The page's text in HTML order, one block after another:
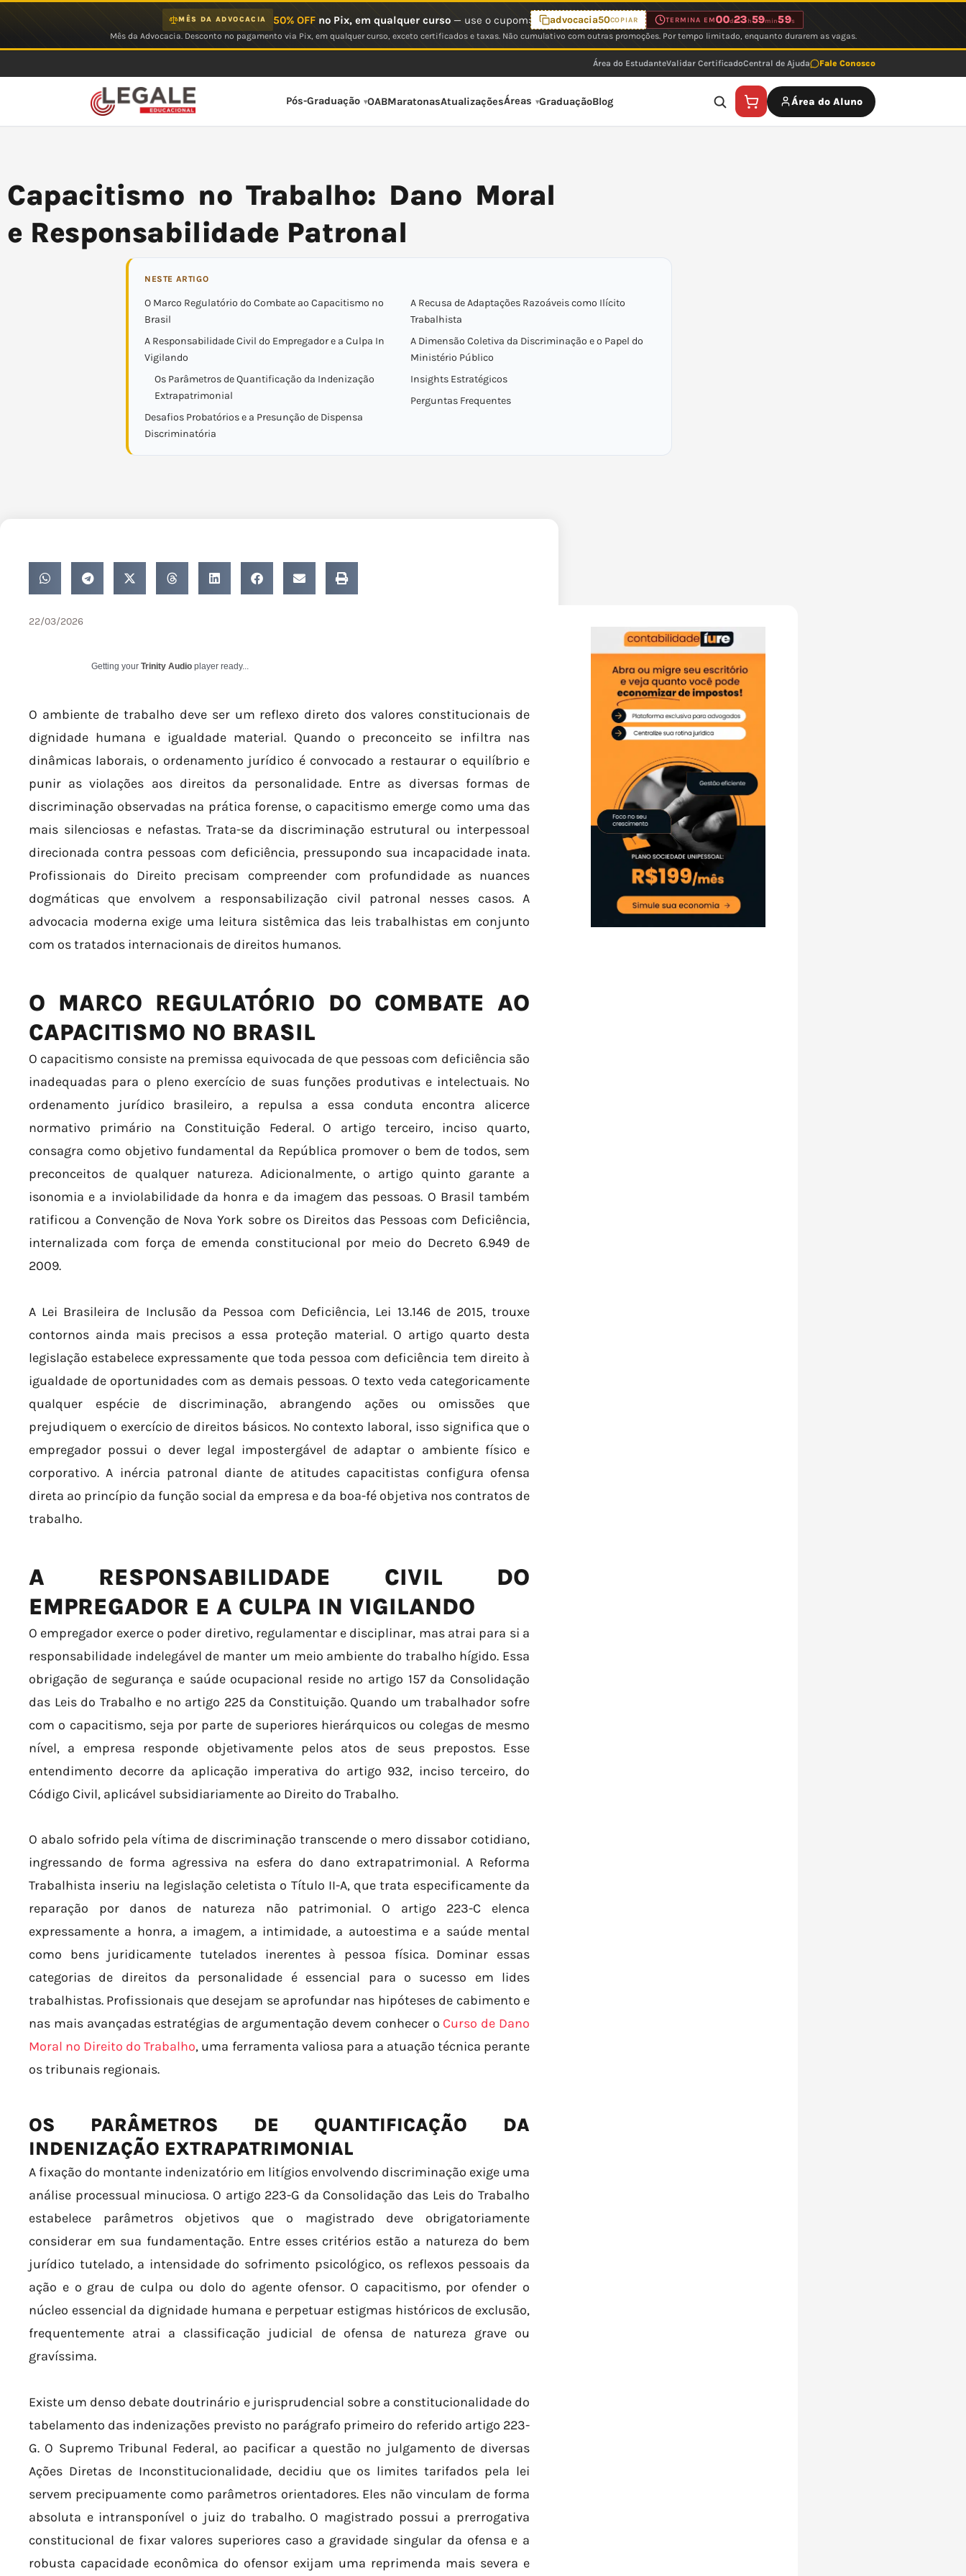
MÊS DA ADVOCACIA 50% OFFno Pix, em qualquer curso— use o cupom: advocacia50COPIAR TERMINA EM00d23 h59min59s
Mês da Advocacia. Desconto no pagamento via Pix, em qualquer curso, exceto certificados e taxas. Não cumulativo com outras promoções. Por tempo limitado, enquanto durarem as vagas.
Área do EstudanteValidar CertificadoCentral de Ajuda Fale Conosco
Pós-Graduação OABMaratonasAtualizaçõesÁreas GraduaçãoBlog Área do Aluno
Capacitismo no Trabalho: Dano Moral
e Responsabilidade Patronal
NESTE ARTIGO
O Marco Regulatório do Combate ao Capacitismo no
Brasil
A Responsabilidade Civil do Empregador e a Culpa In
Vigilando
Os Parâmetros de Quantificação da Indenização
Extrapatrimonial
Desafios Probatórios e a Presunção de Dispensa
Discriminatória
A Recusa de Adaptações Razoáveis como Ilícito
Trabalhista
A Dimensão Coletiva da Discriminação e o Papel do
Ministério Público
Insights Estratégicos
Perguntas Frequentes
22/03/2026
Getting your Trinity Audio player ready...
O ambiente de trabalho deve ser um reflexo direto dos valores constitucionais de
dignidade humana e igualdade material. Quando o preconceito se infiltra nas
dinâmicas laborais, o ordenamento jurídico é convocado a restaurar o equilíbrio e
punir as violações aos direitos da personalidade. Entre as diversas formas de
discriminação observadas na prática forense, o capacitismo emerge como uma das
mais silenciosas e nefastas. Trata-se da discriminação estrutural ou interpessoal
direcionada contra pessoas com deficiência, pressupondo sua incapacidade inata.
Profissionais do Direito precisam compreender com profundidade as nuances
dogmáticas que envolvem a responsabilização civil patronal nesses casos. A
advocacia moderna exige uma leitura sistêmica das leis trabalhistas em conjunto
com os tratados internacionais de direitos humanos.
O MARCO REGULATÓRIO DO COMBATE AO
CAPACITISMO NO BRASIL
O capacitismo consiste na premissa equivocada de que pessoas com deficiência são
inadequadas para o pleno exercício de suas funções produtivas e intelectuais. No
ordenamento jurídico brasileiro, a repulsa a essa conduta encontra alicerce
normativo primário na Constituição Federal. O artigo terceiro, inciso quarto,
consagra como objetivo fundamental da República promover o bem de todos, sem
preconceitos de qualquer natureza. Adicionalmente, o artigo quinto garante a
isonomia e a inviolabilidade da honra e da imagem das pessoas. O Brasil também
ratificou a Convenção de Nova York sobre os Direitos das Pessoas com Deficiência,
internalizada com força de emenda constitucional por meio do Decreto 6.949 de
2009.
A Lei Brasileira de Inclusão da Pessoa com Deficiência, Lei 13.146 de 2015, trouxe
contornos ainda mais precisos a essa proteção material. O artigo quarto desta
legislação estabelece expressamente que toda pessoa com deficiência tem direito à
igualdade de oportunidades com as demais pessoas. O texto veda categoricamente
qualquer espécie de discriminação, abrangendo ações ou omissões que
prejudiquem o exercício de direitos básicos. No contexto laboral, isso significa que o
empregador possui o dever legal impostergável de adaptar o ambiente físico e
corporativo. A inércia patronal diante de atitudes capacitistas configura ofensa
direta ao princípio da função social da empresa e da boa-fé objetiva nos contratos de
trabalho.
A RESPONSABILIDADE CIVIL DO
EMPREGADOR E A CULPA IN VIGILANDO
O empregador exerce o poder diretivo, regulamentar e disciplinar, mas atrai para si a
responsabilidade indelegável de manter um meio ambiente do trabalho hígido. Essa
obrigação de segurança e saúde ocupacional reside no artigo 157 da Consolidação
das Leis do Trabalho e no artigo 225 da Constituição. Quando um trabalhador sofre
com o capacitismo, seja por parte de superiores hierárquicos ou colegas de mesmo
nível, a empresa responde objetivamente pelos atos de seus prepostos. Esse
entendimento decorre da aplicação imperativa do artigo 932, inciso terceiro, do
Código Civil, aplicável subsidiariamente ao Direito do Trabalho.
O abalo sofrido pela vítima de discriminação transcende o mero dissabor cotidiano,
ingressando de forma agressiva na esfera do dano extrapatrimonial. A Reforma
Trabalhista inseriu na legislação celetista o Título II-A, que trata especificamente da
reparação por danos de natureza não patrimonial. O artigo 223-C elenca
expressamente a honra, a imagem, a intimidade, a autoestima e a saúde mental
como bens juridicamente tutelados inerentes à pessoa física. Dominar essas
categorias de direitos da personalidade é essencial para o sucesso em lides
trabalhistas. Profissionais que desejam se aprofundar nas hipóteses de cabimento e
nas mais avançadas estratégias de argumentação devem conhecer o Curso de Dano
Moral no Direito do Trabalho, uma ferramenta valiosa para a atuação técnica perante
os tribunais regionais.
OS PARÂMETROS DE QUANTIFICAÇÃO DA
INDENIZAÇÃO EXTRAPATRIMONIAL
A fixação do montante indenizatório em litígios envolvendo discriminação exige uma
análise processual minuciosa. O artigo 223-G da Consolidação das Leis do Trabalho
estabelece parâmetros objetivos que o magistrado deve obrigatoriamente
considerar em sua fundamentação. Entre esses critérios estão a natureza do bem
jurídico tutelado, a intensidade do sofrimento psicológico, os reflexos pessoais da
ação e o grau de culpa ou dolo do agente ofensor. O capacitismo, por ofender o
núcleo essencial da dignidade humana e perpetuar estigmas históricos de exclusão,
frequentemente atrai a classificação judicial de ofensa de natureza grave ou
gravíssima.
Existe um denso debate doutrinário e jurisprudencial sobre a constitucionalidade do
tabelamento das indenizações previsto no parágrafo primeiro do referido artigo 223-
G. O Supremo Tribunal Federal, ao pacificar a questão no julgamento de diversas
Ações Diretas de Inconstitucionalidade, decidiu que os limites tarifados pela lei
servem precipuamente como parâmetros orientadores. Eles não vinculam de forma
absoluta e intransponível o juiz do trabalho. O magistrado possui a prerrogativa
constitucional de fixar valores superiores caso a gravidade singular da ofensa e a
robusta capacidade econômica do ofensor exijam uma reprimenda mais severa e